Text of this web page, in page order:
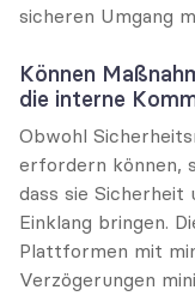
sicheren Umgang
Können
die interne
Obwohl
erfordern können,
dass sie
Einklang bringen.
Plattformen mit
Verzögerungen